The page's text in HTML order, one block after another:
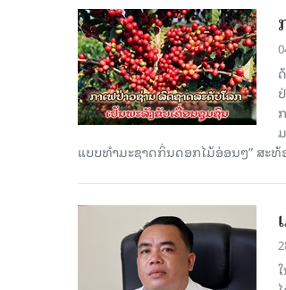
ແບບທຳມະຊາດກິ່ນດອກໄມ້ອ່ອນໆ” ສະ